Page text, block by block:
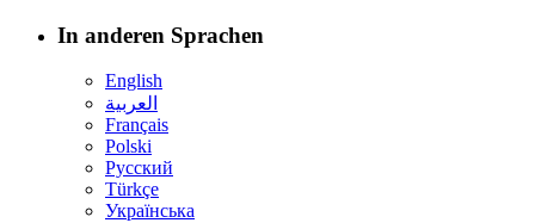
In anderen Sprachen
English
العربية
Français
Polski
Русский
Türkçe
Українська